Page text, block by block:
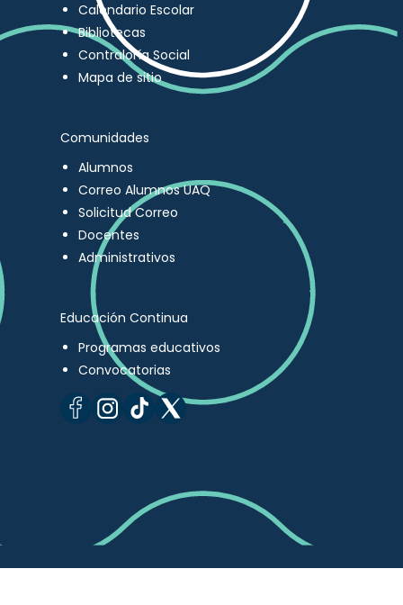
Calendario Escolar
Bibliotecas
Contraloría Social
Mapa de sitio
Comunidades
Alumnos
Correo Alumnos UAQ
Solicitud Correo
Docentes
Administrativos
Educación Continua
Programas educativos
Convocatorias